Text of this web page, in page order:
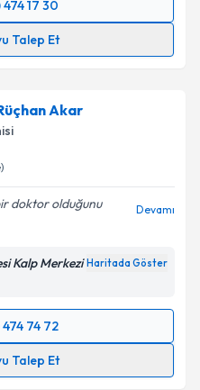
Gönder
17 30
Talep Et
e-posta ile
verilerimin belirtilen
kabul ediyorum.
Gönder
Akar
doktor olduğunu
Devamı
Kalp Merkezi Haritada Göster
74 72
Talep Et